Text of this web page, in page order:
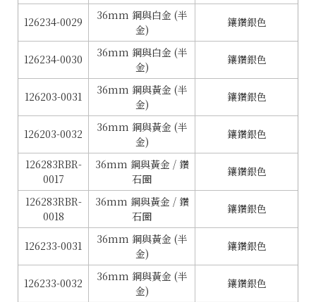
126234-0029
36mm 鋼與白金 (半
金)
鑲鑽銀色
126234-0030
36mm 鋼與白金 (半
金)
鑲鑽銀色
126203-0031
36mm 鋼與黃金 (半
金)
鑲鑽銀色
126203-0032
36mm 鋼與黃金 (半
金)
鑲鑽銀色
126283RBR-
0017
36mm 鋼與黃金 / 鑽
石圈
鑲鑽銀色
126283RBR-
0018
36mm 鋼與黃金 / 鑽
石圈
鑲鑽銀色
126233-0031
36mm 鋼與黃金 (半
金)
鑲鑽銀色
126233-0032
36mm 鋼與黃金 (半
金)
鑲鑽銀色